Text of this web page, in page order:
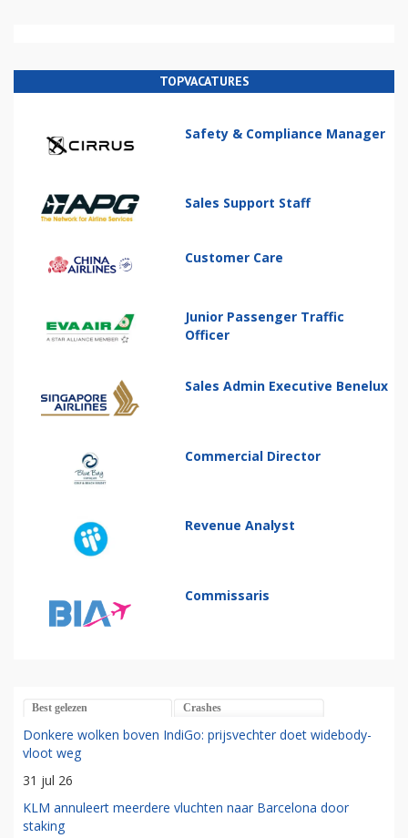
TOPVACATURES
Safety & Compliance Manager
Sales Support Staff
Customer Care
Junior Passenger Traffic
Officer
Sales Admin Executive Benelux
Commercial Director
Revenue Analyst
Commissaris
Best gelezen Crashes
Donkere wolken boven IndiGo: prijsvechter doet widebody-
vloot weg
31 jul 26
KLM annuleert meerdere vluchten naar Barcelona door
staking